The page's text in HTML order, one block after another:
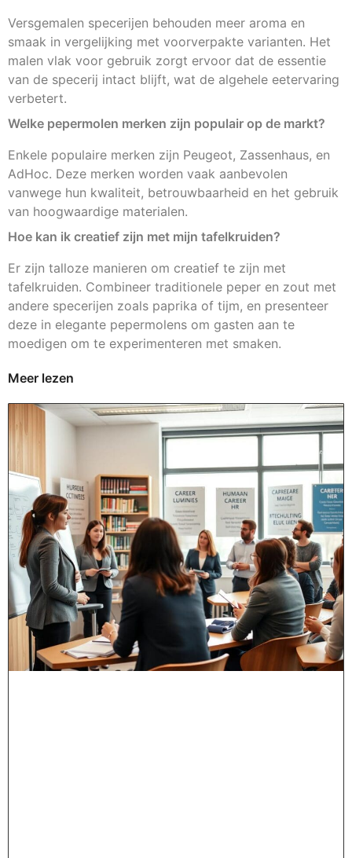
Versgemalen specerijen behouden meer aroma en
smaak in vergelijking met voorverpakte varianten. Het
malen vlak voor gebruik zorgt ervoor dat de essentie
van de specerij intact blijft, wat de algehele eetervaring
verbetert.
Welke pepermolen merken zijn populair op de markt?
Enkele populaire merken zijn Peugeot, Zassenhaus, en
AdHoc. Deze merken worden vaak aanbevolen
vanwege hun kwaliteit, betrouwbaarheid en het gebruik
van hoogwaardige materialen.
Hoe kan ik creatief zijn met mijn tafelkruiden?
Er zijn talloze manieren om creatief te zijn met
tafelkruiden. Combineer traditionele peper en zout met
andere specerijen zoals paprika of tijm, en presenteer
deze in elegante pepermolens om gasten aan te
moedigen om te experimenteren met smaken.
Meer lezen